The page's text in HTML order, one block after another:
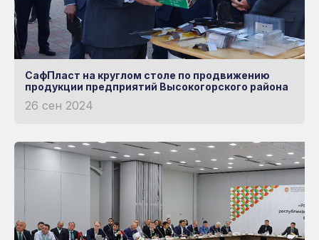
СафПласт на круглом столе по продвижению
продукции предприятий Высокогорского района
26 сен 2024